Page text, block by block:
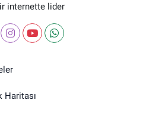
internette lider
Haritası